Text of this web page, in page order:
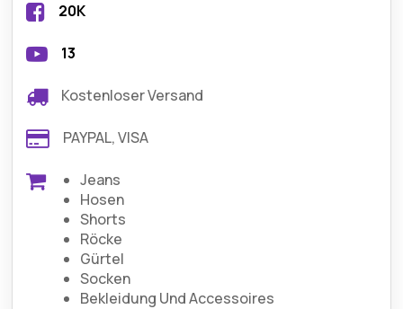
20K
13
Kostenloser Versand
PAYPAL, VISA
Jeans
Hosen
Shorts
Röcke
Gürtel
Socken
Bekleidung Und Accessoires